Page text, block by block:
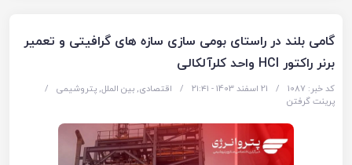
گامی بلند در راستای بومی سازی سازه های گرافیتی و تعمیر
برنر راکتور HCl واحد کلرآلکالی
کد خبر: 1087 / 21 اسفند 1403 - ۲۱:۴۱ / اقتصادی, بین الملل, پتروشیمی
/
پرینت گرفتن